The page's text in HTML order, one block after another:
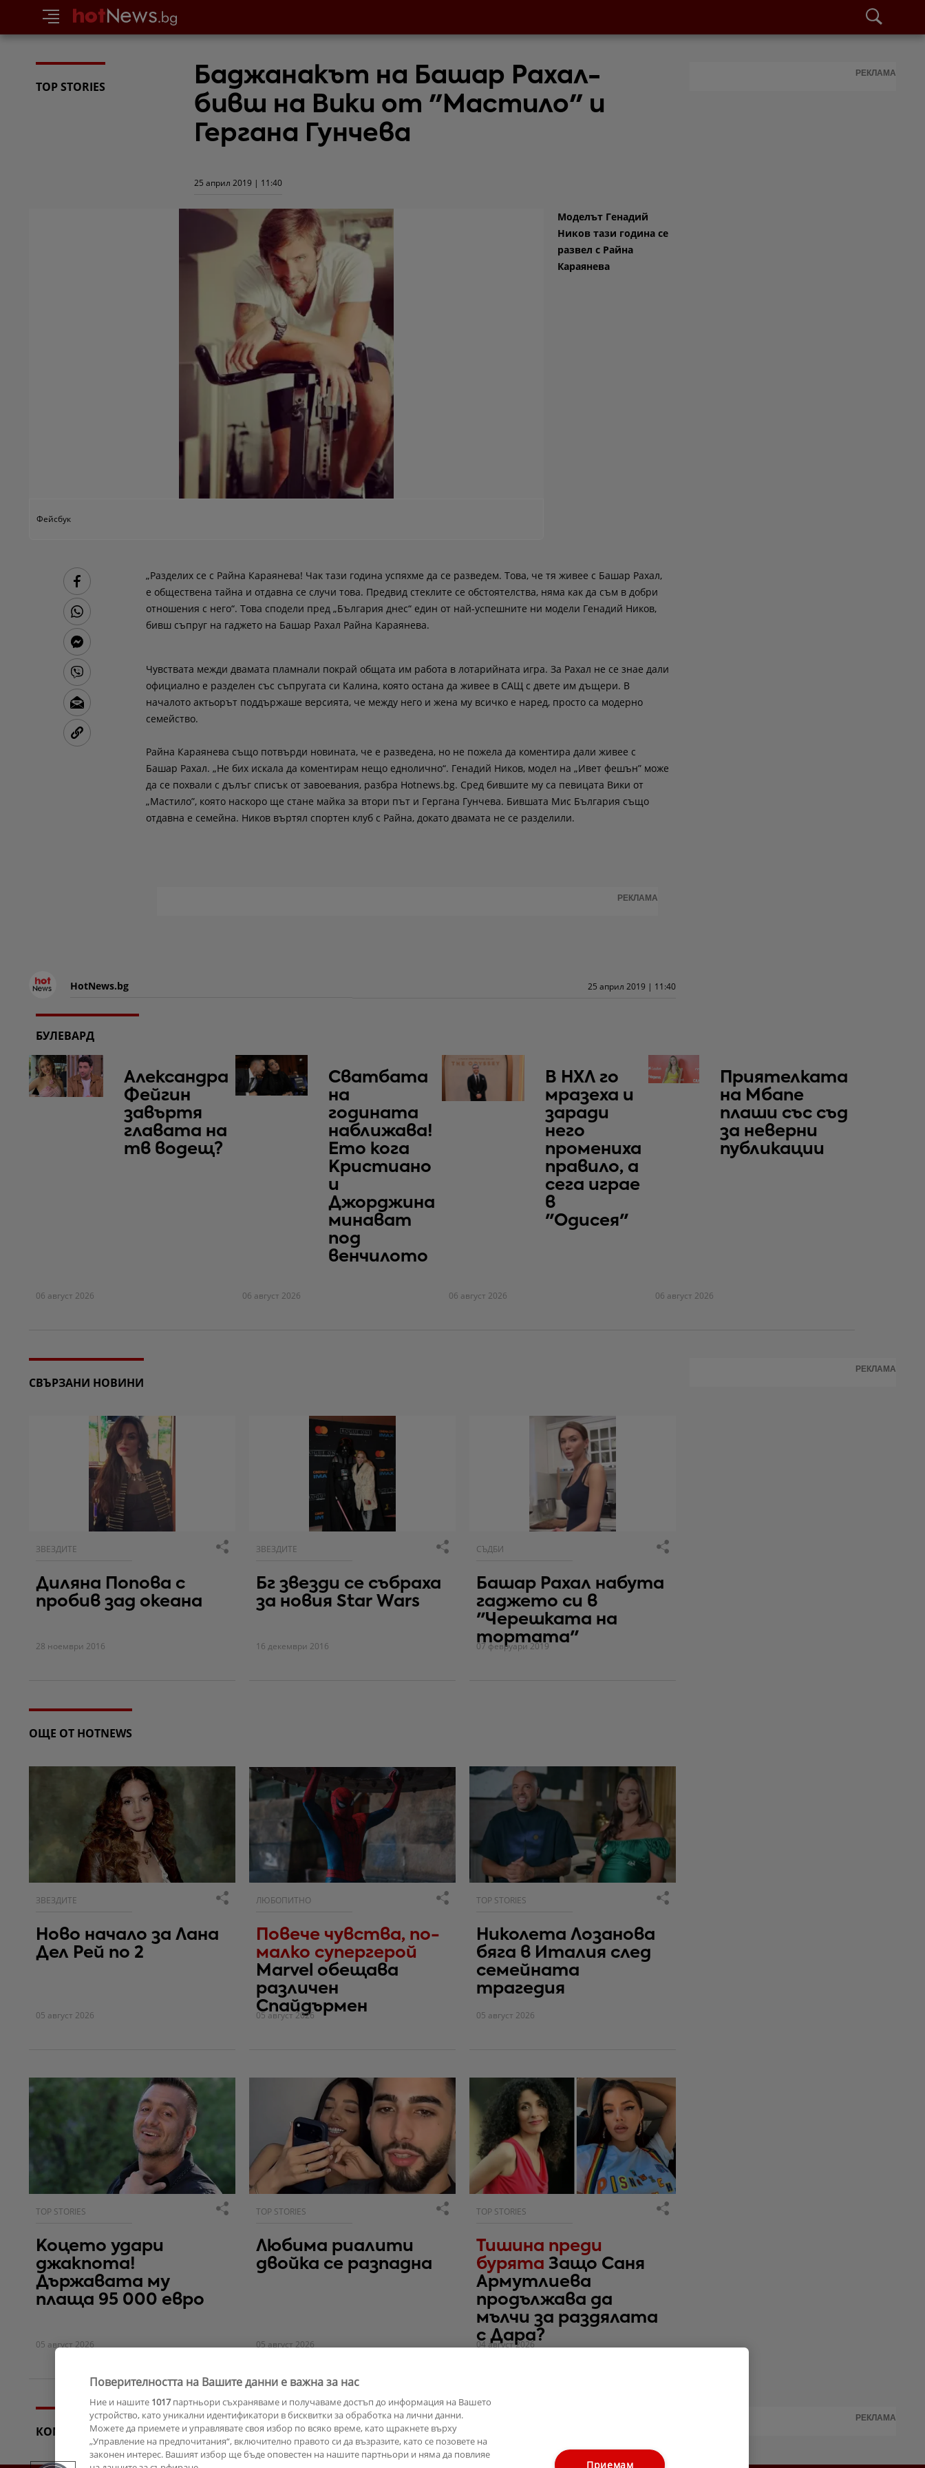
TOP STORIES
Баджанакът на Башар Рахал-
бивш на Вики от "Мастило" и
Гергана Гунчева
25 април 2019 | 11:40
Фейсбук
Моделът Генадий
Ников тази година се
развел с Райна
Караянева
„Разделих се с Райна Караянева! Чак тази година успяхме да се разведем. Това, че тя живее с Башар Рахал,
е обществена тайна и отдавна се случи това. Предвид стеклите се обстоятелства, няма как да съм в добри
отношения с него“. Това сподели пред „България днес“ един от най-успешните ни модели Генадий Ников,
бивш съпруг на гаджето на Башар Рахал Райна Караянева.
Чувствата межди двамата пламнали покрай общата им работа в лотарийната игра. За Рахал не се знае дали
официално е разделен със съпругата си Калина, която остана да живее в САЩ с двете им дъщери. В
началото актьорът поддържаше версията, че между него и жена му всичко е наред, просто са модерно
семейство.
Райна Караянева също потвърди новината, че е разведена, но не пожела да коментира дали живее с
Башар Рахал. „Не бих искала да коментирам нещо еднолично“. Генадий Ников, модел на „Ивет фешън” може
да се похвали с дълъг списък от завоевания, разбра Hotnews.bg. Сред бившите му са певицата Вики от
„Мастило”, която наскоро ще стане майка за втори път и Гергана Гунчева. Бившата Мис България също
отдавна е семейна. Ников въртял спортен клуб с Райна, докато двамата не се разделили.
РЕКЛАМА
HotNews.bg 25 април 2019 | 11:40
РЕКЛАМА
БУЛЕВАРД
Александра
Фейгин
завъртя
главата на
тв водещ?
06 август 2026
Сватбата
на
годината
наближава!
Ето кога
Кристиано
и
Джорджина
минават
под
венчилото
06 август 2026
В НХЛ го
мразеха и
заради
него
промениха
правило, а
сега играе
в
"Одисея"
06 август 2026
Приятелката
на Мбапе
плаши със съд
за неверни
публикации
06 август 2026
СВЪРЗАНИ НОВИНИ
ЗВЕЗДИТЕ
Диляна Попова с
пробив зад океана
28 ноември 2016
ЗВЕЗДИТЕ
Бг звезди се събраха
за новия Star Wars
16 декември 2016
СЪДБИ
Башар Рахал набута
гаджето си в
"Черешката на
тортата"
07 февруари 2019
ОЩЕ ОТ HOTNEWS
ЗВЕЗДИТЕ
Ново начало за Лана
Дел Рей по 2
05 август 2026
ЛЮБОПИТНО
Повече чувства, по-
малко супергерой
Marvel обещава
различен
Спайдърмен
05 август 2026
TOP STORIES
Николета Лозанова
бяга в Италия след
семейната
трагедия
05 август 2026
TOP STORIES
Коцето удари
джакпота!
Държавата му
плаща 95 000 евро
05 август 2026
TOP STORIES
Любима риалити
двойка се разпадна
05 август 2026
TOP STORIES
Тишина преди
бурята Защо Саня
Армутлиева
продължава да
мълчи за раздялата
с Дара?
04 август 2026
РЕКЛАМА
КОМЕНТАРИ
РЕКЛАМА
Поверителността на Вашите данни е важна за нас
Ние и нашите 1017партньори съхраняваме и получаваме достъп до информация на Вашето
устройство, като уникални идентификатори в бисквитки за обработка на лични данни.
Можете да приемете и управлявате своя избор по всяко време, като щракнете върху
„Управление на предпочитания“, включително правото си да възразите, като се позовете на
законен интерес. Вашият избор ще бъде оповестен на нашите партньори и няма да повлияе
Приемам